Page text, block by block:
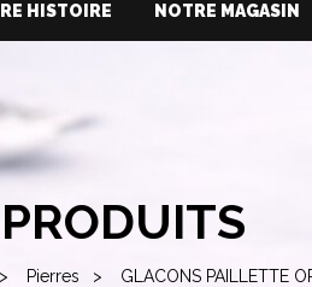
HISTOIRE NOTRE MAGASIN
Pierres GLACONS PAILLETTE